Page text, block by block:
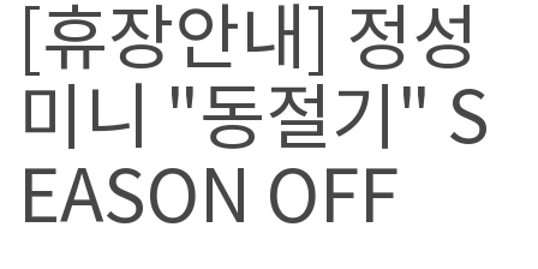
[휴장안내] 정성
미니 "동절기" S
EASON OFF